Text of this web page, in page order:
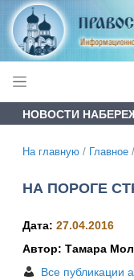
НОВОСТИ
На главную / Главное /
НА ПОРОГЕ
Дата: 27.04.2016
Автор: Тамара
Все публикации